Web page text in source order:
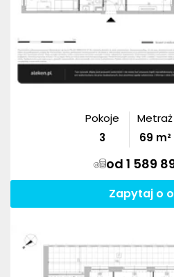
Pokoje
3
Metraż
69 m²
od 1 589
Zapytaj o